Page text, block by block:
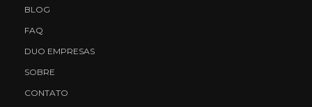
BLOG
FAQ
DUO EMPRESAS
SOBRE
CONTATO